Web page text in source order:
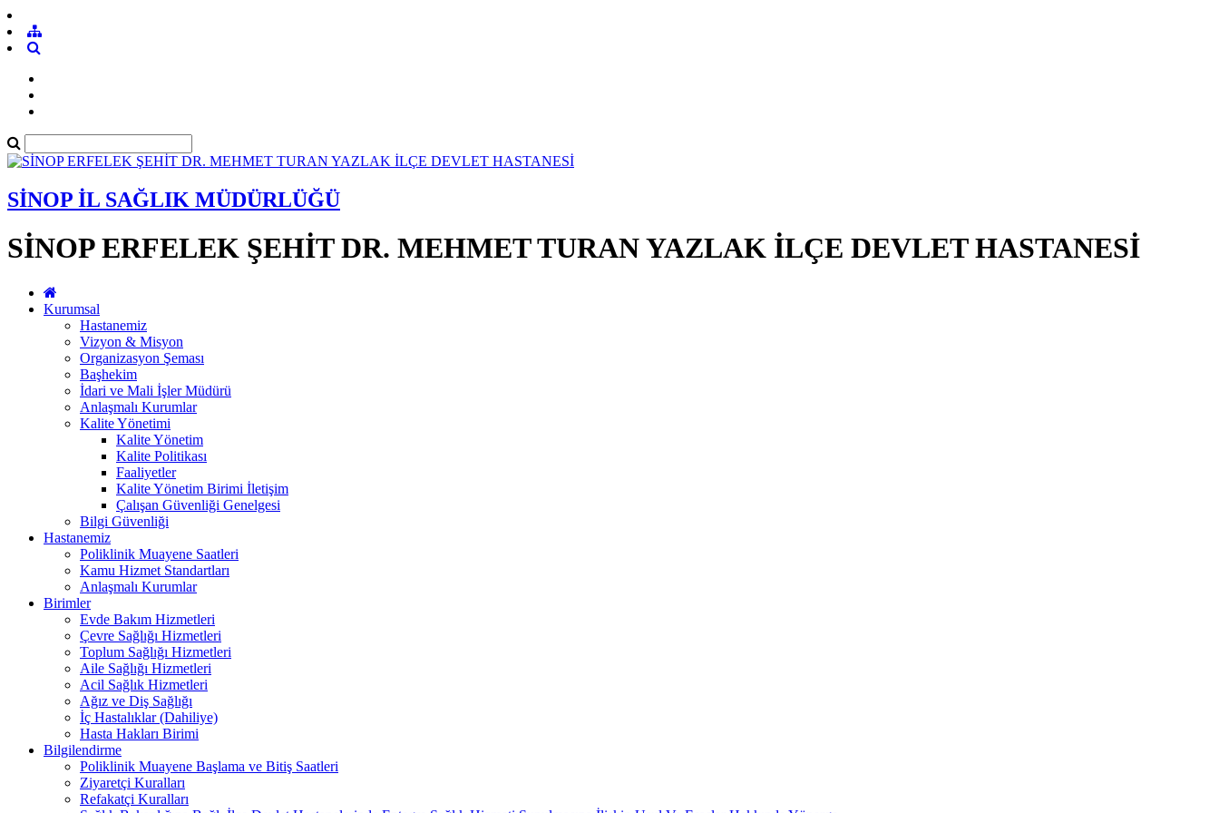
SİNOP İL SAĞLIK MÜDÜRLÜĞÜ
SİNOP ERFELEK ŞEHİT DR. MEHMET TURAN YAZLAK İLÇE DEVLET HASTANESİ
Kurumsal
Hastanemiz
Vizyon & Misyon
Organizasyon Şeması
Başhekim
İdari ve Mali İşler Müdürü
Anlaşmalı Kurumlar
Kalite Yönetimi
Kalite Yönetim
Kalite Politikası
Faaliyetler
Kalite Yönetim Birimi İletişim
Çalışan Güvenliği Genelgesi
Bilgi Güvenliği
Hastanemiz
Poliklinik Muayene Saatleri
Kamu Hizmet Standartları
Anlaşmalı Kurumlar
Birimler
Evde Bakım Hizmetleri
Çevre Sağlığı Hizmetleri
Toplum Sağlığı Hizmetleri
Aile Sağlığı Hizmetleri
Acil Sağlık Hizmetleri
Ağız ve Diş Sağlığı
İç Hastalıklar (Dahiliye)
Hasta Hakları Birimi
Bilgilendirme
Poliklinik Muayene Başlama ve Bitiş Saatleri
Ziyaretçi Kuralları
Refakatçi Kuralları